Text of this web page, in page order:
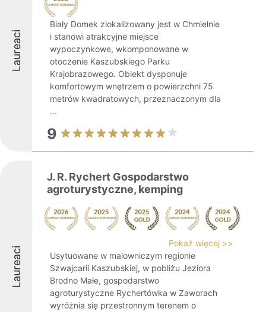
Laureaci
Biały Domek zlokalizowany jest w Chmielnie
i stanowi atrakcyjne miejsce
wypoczynkowe, wkomponowane w
otoczenie Kaszubskiego Parku
Krajobrazowego. Obiekt dysponuje
komfortowym wnętrzem o powierzchni 75
metrów kwadratowych, przeznaczonym dla
...
9
Laureaci
J. R. Rychert Gospodarstwo
agroturystyczne, kemping
Pokaż więcej >>
Usytuowane w malowniczym regionie
Szwajcarii Kaszubskiej, w pobliżu Jeziora
Brodno Małe, gospodarstwo
agroturystyczne Rychertówka w Zaworach
wyróżnia się przestronnym terenem o